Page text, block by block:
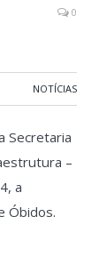
0
NOTÍCIAS
Secretaria
–
a
Óbidos.